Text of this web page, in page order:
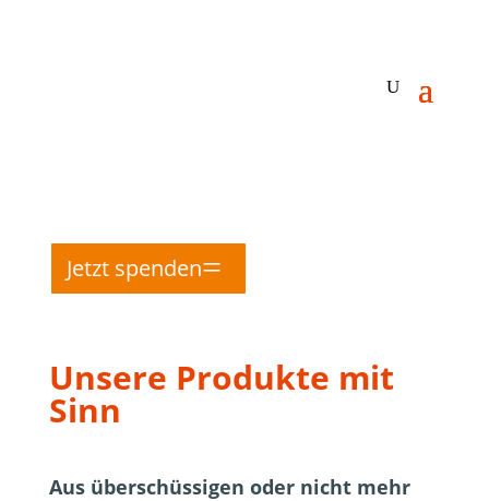
Jetzt spenden
Unsere Produkte mit
Sinn
Aus überschüssigen oder nicht mehr